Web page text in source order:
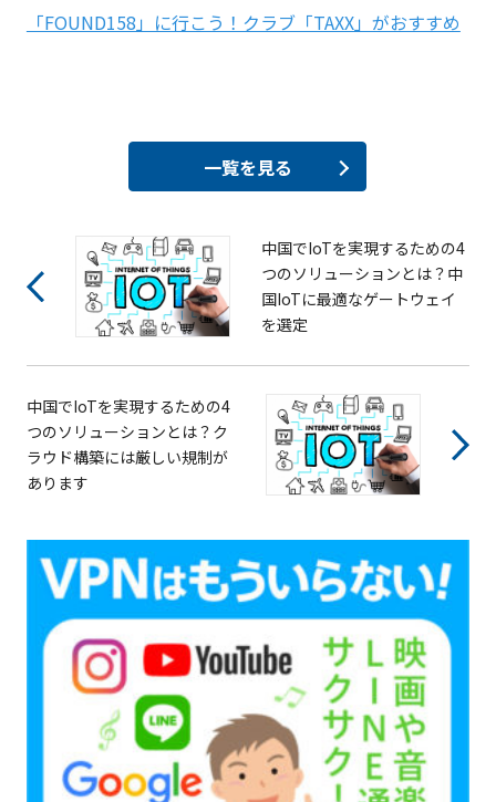
「FOUND158」に行こう！クラブ「TAXX」がおすすめ
一覧を見る
中国でIoTを実現するための4
つのソリューションとは？中
国IoTに最適なゲートウェイ
を選定
中国でIoTを実現するための4
つのソリューションとは？ク
ラウド構築には厳しい規制が
あります